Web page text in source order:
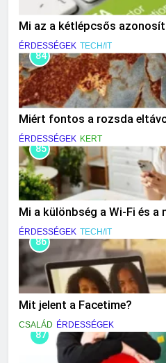
Mi az a kétlépcsős
ÉRDESSÉGEK TECH/IT
84
Miért fontos a rozsda
ÉRDESSÉGEK KERT
85
Mi a különbség a Wi-Fi és
ÉRDESSÉGEK TECH/IT
86
Mit jelent a Facetime?
CSALÁD ÉRDESSÉGEK
87